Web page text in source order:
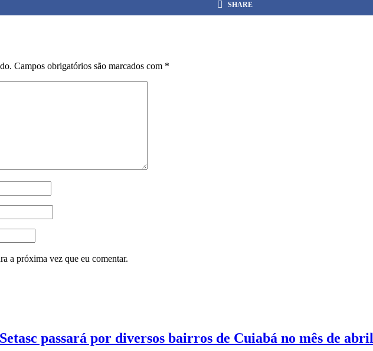
SHARE
Campos obrigatórios são marcados com *
a próxima vez que eu comentar.
passará por diversos bairros de Cuiabá no mês de abril